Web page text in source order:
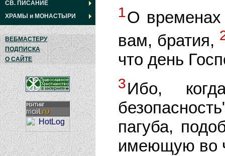
СВ. ПИСАНИЕ
ХРАМЫ и МОНАСТЫРИ
ВЕБМАСТЕРУ
ПОДПИСКА
О САЙТЕ
1О временах
вам, братия,
что день
3Ибо,
пагуба,
имеющую во